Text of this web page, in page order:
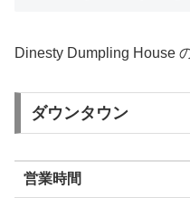
Dinesty Dumpling House
ダウンタウン
営業時間